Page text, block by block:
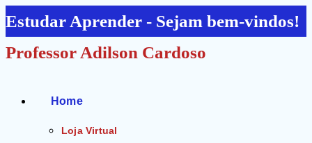
Ir
para
o
Estudar Aprender - Sejam bem-vindos!
Professor Adilson Cardoso
Home
Loja Virtual